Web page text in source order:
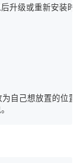
升级或重新安装时
自己想放置的位置